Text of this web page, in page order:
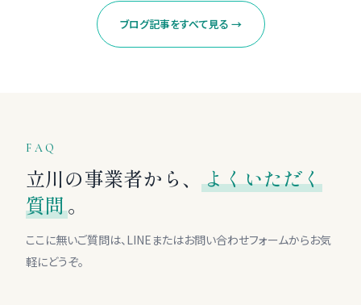
ブログ記事をすべて見る →
FAQ
立川の事業者から、よくいただく
質問。
ここに無いご質問は、LINEまたはお問い合わせフォームからお気
軽にどうぞ。